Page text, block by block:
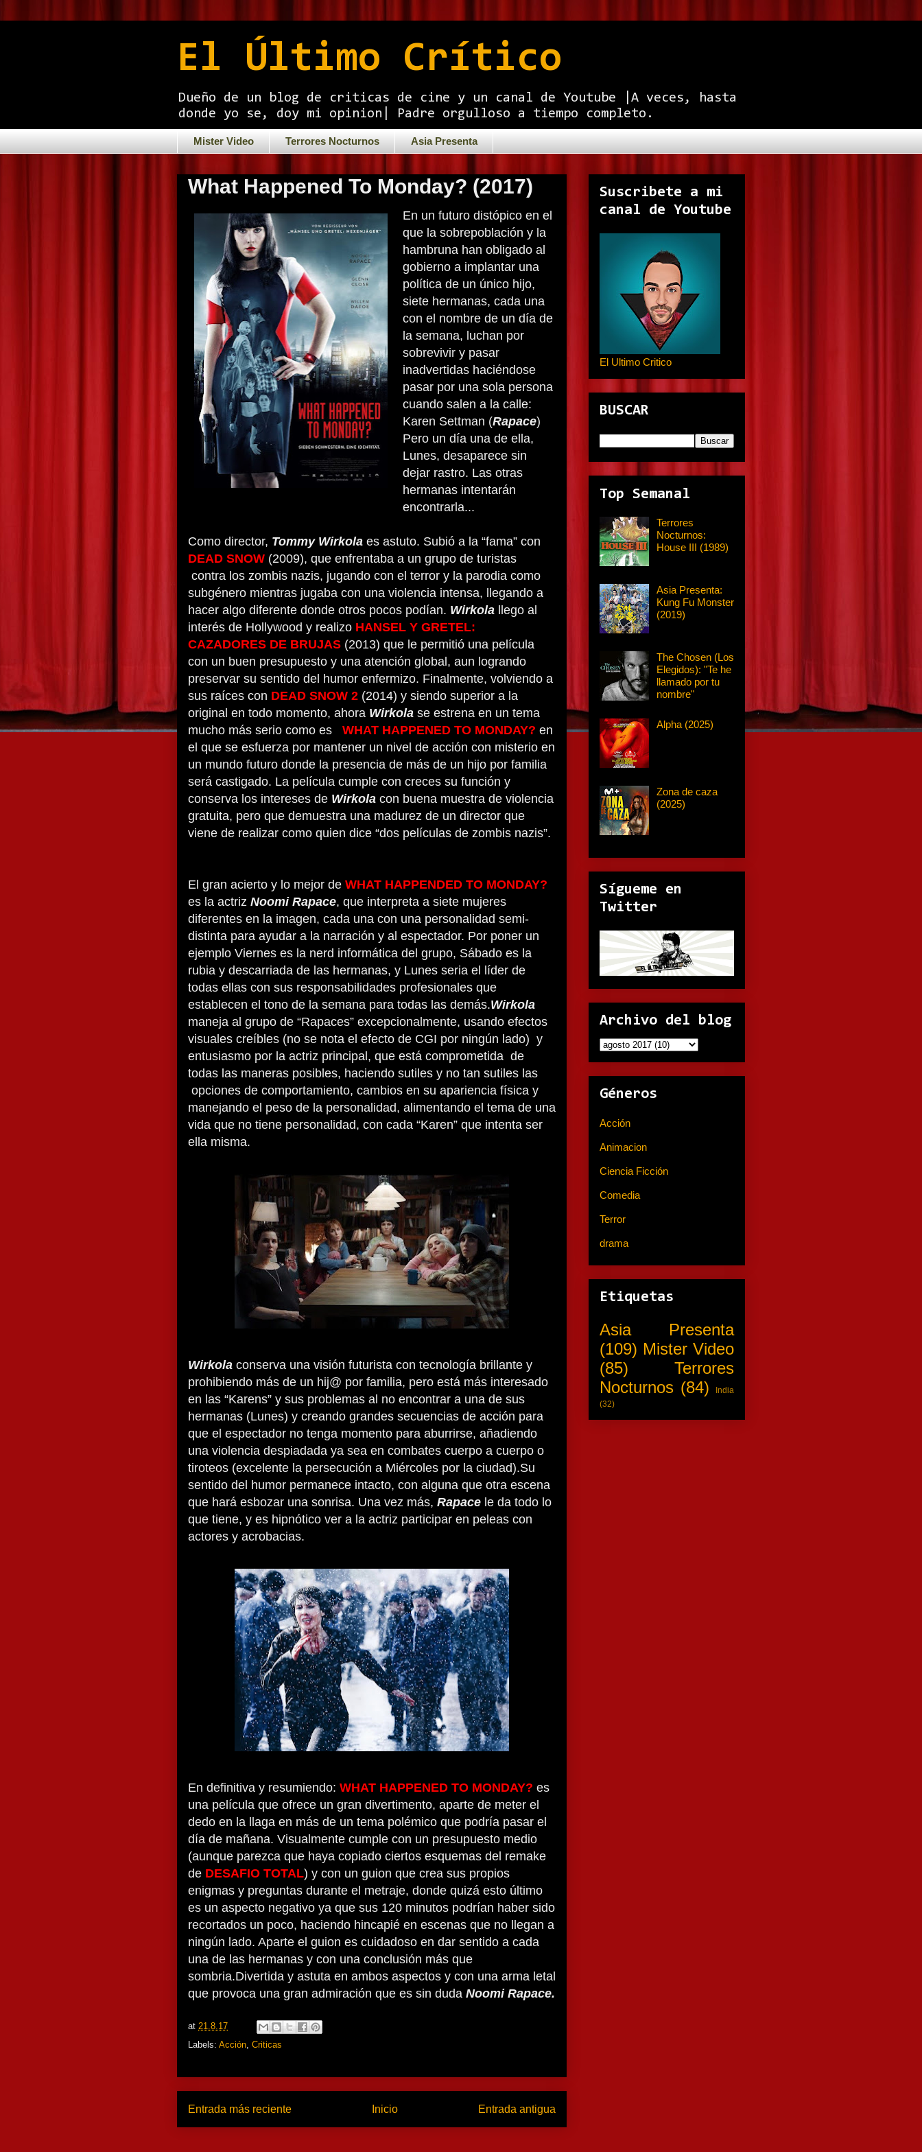
El Último Crítico
Dueño de un blog de criticas de cine y un canal de Youtube |A veces, hasta
donde yo se, doy mi opinion| Padre orgulloso a tiempo completo.
Mister Video Terrores Nocturnos Asia Presenta
What Happened To Monday? (2017)
En un futuro distópico en el
que la sobrepoblación y la
hambruna han obligado al
gobierno a implantar una
política de un único hijo,
siete hermanas, cada una
con el nombre de un día de
la semana, luchan por
sobrevivir y pasar
inadvertidas haciéndose
pasar por una sola persona
cuando salen a la calle:
Karen Settman (Rapace)
Pero un día una de ella,
Lunes, desaparece sin
dejar rastro. Las otras
hermanas intentarán
encontrarla...
Como director, Tommy Wirkola es astuto. Subió a la “fama” con
DEAD SNOW (2009), que enfrentaba a un grupo de turistas
contra los zombis nazis, jugando con el terror y la parodia como
subgénero mientras jugaba con una violencia intensa, llegando a
hacer algo diferente donde otros pocos podían. Wirkola llego al
interés de Hollywood y realizo HANSEL Y GRETEL:
CAZADORES DE BRUJAS (2013) que le permitió una película
con un buen presupuesto y una atención global, aun logrando
preservar su sentido del humor enfermizo. Finalmente, volviendo a
sus raíces con DEAD SNOW 2 (2014) y siendo superior a la
original en todo momento, ahora Wirkola se estrena en un tema
mucho más serio como es
WHAT HAPPENED TO MONDAY? en
el que se esfuerza por mantener un nivel de acción con misterio en
un mundo futuro donde la presencia de más de un hijo por familia
será castigado. La película cumple con creces su función y
conserva los intereses de Wirkola con buena muestra de violencia
gratuita, pero que demuestra una madurez de un director que
viene de realizar como quien dice “dos películas de zombis nazis”.
El gran acierto y lo mejor de WHAT HAPPENDED TO MONDAY?
es la actriz Noomi Rapace, que interpreta a siete mujeres
diferentes en la imagen, cada una con una personalidad semi-
distinta para ayudar a la narración y al espectador. Por poner un
ejemplo Viernes es la nerd informática del grupo, Sábado es la
rubia y descarriada de las hermanas, y Lunes seria el líder de
todas ellas con sus responsabilidades profesionales que
establecen el tono de la semana para todas las demás.Wirkola
maneja al grupo de “Rapaces” excepcionalmente, usando efectos
visuales creíbles (no se nota el efecto de CGI por ningún lado) y
entusiasmo por la actriz principal, que está comprometida de
todas las maneras posibles, haciendo sutiles y no tan sutiles las
opciones de comportamiento, cambios en su apariencia física y
manejando el peso de la personalidad, alimentando el tema de una
vida que no tiene personalidad, con cada “Karen” que intenta ser
ella misma.
Wirkola conserva una visión futurista con tecnología brillante y
prohibiendo más de un hij@ por familia, pero está más interesado
en las “Karens” y sus problemas al no encontrar a una de sus
hermanas (Lunes) y creando grandes secuencias de acción para
que el espectador no tenga momento para aburrirse, añadiendo
una violencia despiadada ya sea en combates cuerpo a cuerpo o
tiroteos (excelente la persecución a Miércoles por la ciudad).Su
sentido del humor permanece intacto, con alguna que otra escena
que hará esbozar una sonrisa. Una vez más, Rapace le da todo lo
que tiene, y es hipnótico ver a la actriz participar en peleas con
actores y acrobacias.
En definitiva y resumiendo: WHAT HAPPENED TO MONDAY? es
una película que ofrece un gran divertimento, aparte de meter el
dedo en la llaga en más de un tema polémico que podría pasar el
día de mañana. Visualmente cumple con un presupuesto medio
(aunque parezca que haya copiado ciertos esquemas del remake
de DESAFIO TOTAL) y con un guion que crea sus propios
enigmas y preguntas durante el metraje, donde quizá esto último
es un aspecto negativo ya que sus 120 minutos podrían haber sido
recortados un poco, haciendo hincapié en escenas que no llegan a
ningún lado. Aparte el guion es cuidadoso en dar sentido a cada
una de las hermanas y con una conclusión más que
sombria.Divertida y astuta en ambos aspectos y con una arma letal
que provoca una gran admiración que es sin duda Noomi Rapace.
at 21.8.17
Labels: Acción, Criticas
Entrada más reciente Entrada antigua
Inicio
Suscribete a mi
canal de Youtube
El Ultimo Critico
BUSCAR
Top Semanal
Terrores
Nocturnos:
House III (1989)
Asia Presenta:
Kung Fu Monster
(2019)
The Chosen (Los
Elegidos): "Te he
llamado por tu
nombre"
Alpha (2025)
Zona de caza
(2025)
Sígueme en
Twitter
Archivo del blog
Géneros
Acción
Animacion
Ciencia Ficción
Comedia
Terror
drama
Etiquetas
Asia Presenta
(109) Mister Video
(85)
Terrores
Nocturnos (84)
India
(32)